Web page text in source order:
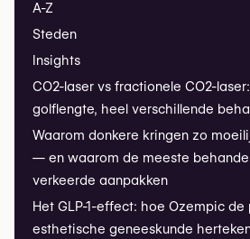
A-Z
Steden
Insights
CO2-laser vs fractionele CO2-
golflengte, heel verschillende
Waarom donkere kringen zo
— en waarom de meeste
verkeerde aanpakken
Het GLP-1-effect: hoe Ozempic
esthetische geneeskunde